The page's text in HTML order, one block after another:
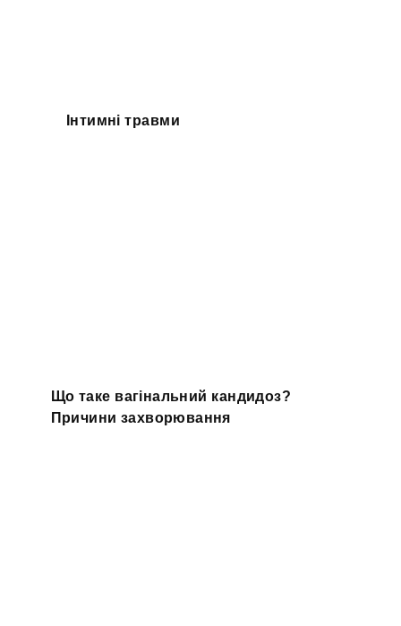
Інтимні травми
Що таке вагінальний кандидоз?
Причини захворювання